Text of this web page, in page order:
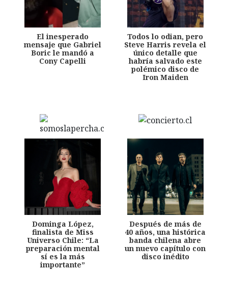
El inesperado
mensaje que Gabriel
Boric le mandó a
Cony Capelli
Todos lo odian, pero
Steve Harris revela el
único detalle que
habría salvado este
polémico disco de
Iron Maiden
Dominga López,
finalista de Miss
Universo Chile: “La
preparación mental
sí es la más
importante”
Después de más de
40 años, una histórica
banda chilena abre
un nuevo capítulo con
disco inédito